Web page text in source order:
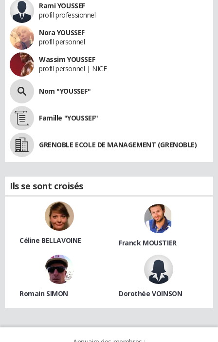
Rami YOUSSEF
profil professionnel
Nora YOUSSEF
profil personnel
Wassim YOUSSEF
profil personnel | NICE
Nom "YOUSSEF"
Famille "YOUSSEF"
GRENOBLE ECOLE DE MANAGEMENT (GRENOBLE)
Ils se sont croisés
Céline BELLAVOINE Franck MOUSTIER
Romain SIMON Dorothée VOINSON